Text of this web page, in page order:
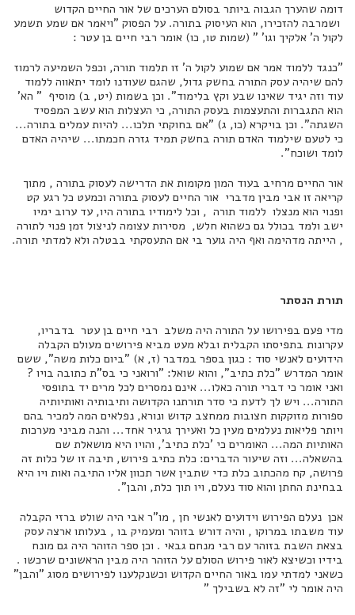
דומה שהערך הגבוה ביותר בסולם הערכים של אור החיים הקדוש
ושמרבה להזכירו, הוא העיסוק בתורה. על הפסוק "ויאמר אם שמע תשמע
לקול ה' אלקיך וגו' " (שמות טו, כו) אומר רבי חיים בן עטר :
"כנגד ללמוד אמר אם שמוע לקול ה' זו תלמוד תורה, וכפל השמיעה לרמוז
להם שיהיה עסק התורה בחשק גדול, שהגם שעודנו לומד יתאווה ללמוד
עוד וזה יגיד שאינו שבע וקץ בלימוד". וכן בשמות (יט, ב) מוסיף " הא'
הוא התגברות והתעצמות בעסק התורה, כי העצלות הוא עשב המפסיד
השגתה". וכן בויקרא (כו, ג) "אם בחוקתי תלכו... להיות עמלים בתורה...
כי לטעם שילמוד האדם תורה בחשק תמיד גזרה חכמתו... שיהיה האדם
לומד ושוכח".
אור החיים מרחיב בעוד המון מקומות את הדרישה לעסוק בתורה , מתוך
קריאה זו אבי מבין מדברי אור החיים לעסוק בתורה וכמעט כל רגע קט
ופנוי הוא מנצלו ללמוד תורה , וכל לימודיו בתורה היו, עד ערוב ימיו
ישב ולמד בכולל גם כשהוא חלש, מסירות עצומה לניצול זמן פנוי לתורה
, הייתה מדהימה ואף היה גוער בי אם התעסקתי בבטלה ולא למדתי תורה.
תורת הנסתר
מדי פעם בפירושו על התורה היה משלב רבי חיים בן עטר בדבריו,
עקרונות בתפיסתו הקבלית ובלא מעט מביא פירושים מעולם הקבלה
הידועים לאנשי סוד : כגון בספר במדבר (ז, א) "ביום כלות משה", ששם
אומר המדרש "כלת כתיב", והוא שואל: "ורואני כי בס"ת כתובה בויו ?
ואני אומר כי דברי תורה כאלו... אינם נמסרים לכל מרים יד בתופסי
התורה... ויש לך לדעת כי סדר תורתנו הקדושה ותיבותיה ואותיותיה
ספורות מזוקקות חצובות ממחצב קדוש ונורא, נפלאים המה למכיר בהם
ויותר פליאות נעלמים מעין כל ואעירך גרגיר אחד... והנה מביני מערכות
האותיות המה... האומרים כי 'כלת כתיב', והויו היא מושאלת שם
בהשאלה... וזה שיעור הדברים: כלת כתיב פירוש, תיבה זו של כלות זה
פרושה, קח מהכתוב כלת כדי שתבין אשר תכוון אליו התיבה ואות ויו היא
בבחינת החתן והוא סוד נעלם, ויו תוך כלת, והבן".
אכן נעלם הפירוש וידועים לאנשי חן , מו"ר אבי היה שולט ברזי הקבלה
עוד משבתו במרוקו , והיה דורש בזוהר ומעמיק בו , בעלותו ארצה עסק
בצאת השבת בזוהר עם רבי מנחם גבאי . וכן ספר הזוהר היה גם מונח
בידיו וכשיצא לאור פירוש הסולם על הזוהר היה מבין הראשונים שרכשו .
כשאני למדתי עמו באור החיים הקדוש וכשנקלענו לפירושים מסוג "והבן"
היה אומר לי "זה לא בשבילך "